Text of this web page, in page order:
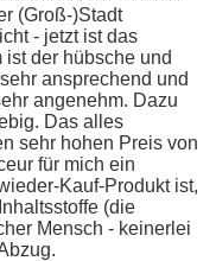
(Groß-)Stadt
- jetzt ist das
der hübsche und
ansprechend und
angenehm. Dazu
Das alles
sehr hohen Preis von
für mich ein
Kauf-Produkt ist,
(die
Mensch - keinerlei